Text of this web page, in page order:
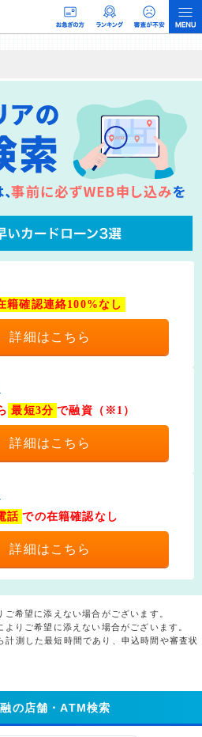
れるという収益モデルです。 ただし、特定の
当編集部の調査／ユーザーへの口コミ収集な
供を行っています。
籍確認連絡100%なし
詳細はこちら
最短3分 で融資（※1）
詳細はこちら
話 での在籍確認なし
詳細はこちら
希望に添えない場合がございます。
りご希望に添えない場合がございます。
測した最短時間であり、申込時間や審査状
の店舗・ATM検索